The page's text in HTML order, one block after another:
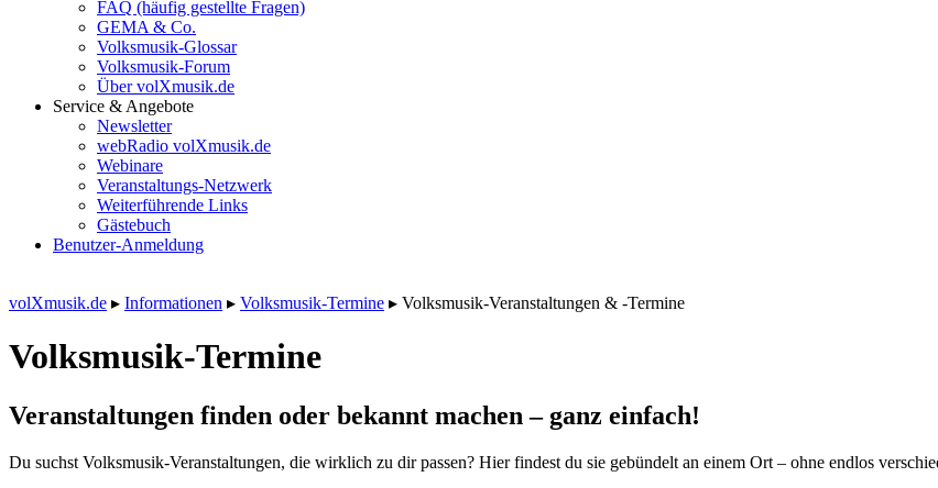
FAQ (häufig gestellte Fragen)
GEMA & Co.
Volksmusik-Glossar
Volksmusik-Forum
Über volXmusik.de
Service & Angebote
Newsletter
webRadio volXmusik.de
Webinare
Veranstaltungs-Netzwerk
Weiterführende Links
Gästebuch
Benutzer-Anmeldung
volXmusik.de ▸ Informationen ▸ Volksmusik-Termine ▸ Volksmusik-Veranstaltungen & -Termine
Volksmusik-Termine
Veranstaltungen finden oder bekannt machen – ganz einfach!
Du suchst Volksmusik-Veranstaltungen, die wirklich zu dir passen? Hier findest du sie gebündelt an einem Ort – ohne endlos